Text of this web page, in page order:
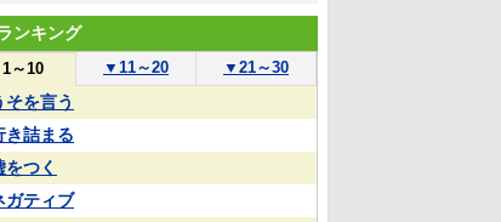
ンキング
1～10 ▼ 11～20 ▼ 21～30
そを言う
き詰まる
をつく
ガティブ